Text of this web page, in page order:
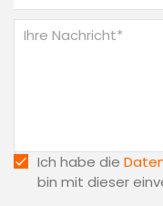
Ich habe die
bin mit dieser